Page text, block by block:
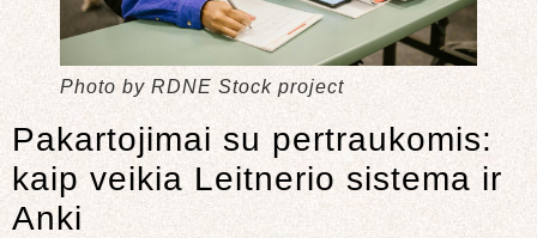
Photo by RDNE Stock project
Pakartojimai su pertraukomis:
kaip veikia Leitnerio sistema ir
Anki